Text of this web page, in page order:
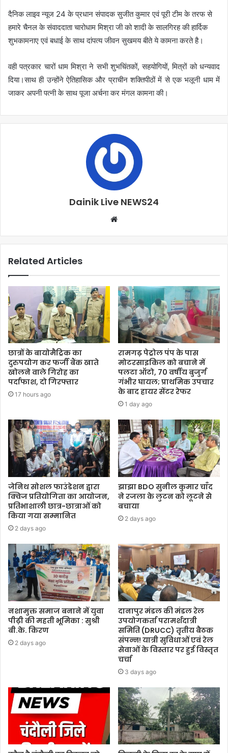
दैनिक लाइव न्यूज 24 के प्रधान संपादक सुजीत कुमार एवं पूरी टीम के तरफ से
हमारे चैनल के संवाददाता चारोधाम मिश्रा जी को शादी के सालगिरह की हार्दिक
शुभकामनाए एवं बधाई के साथ दांपत्य जीवन सुखमय बीते ये कामना करते है।
वही पत्रकार चारों धाम मिश्रा ने सभी शुभचिंतकों, सहयोगियों, मित्रों को धन्यवाद
दिया।साथ ही उन्होंने ऐतिहासिक और प्राचीन शक्तिपीठों में से एक भलूनी धाम में
जाकर अपनी पत्नी के साथ पूजा अर्चना कर मंगल कामना की।
Dainik Live NEWS24
Related Articles
छात्रों के बायोमैट्रिक का
दुरुपयोग कर फर्जी बैंक खाते
खोलने वाले गिरोह का
पर्दाफाश, दो गिरफ्तार
17 hours ago
रामगढ़ पेट्रोल पंप के पास
मोटरसाइकिल को बचाने में
पलटा ऑटो, 70 वर्षीय बुजुर्ग
गंभीर घायल; प्राथमिक उपचार
के बाद हायर सेंटर रेफर
1 day ago
जेनिथ सोशल फाउंडेशन द्वारा
क्विज प्रतियोगिता का आयोजन,
प्रतिभाशाली छात्र-छात्राओं को
किया गया सम्मानित
2 days ago
झाझा BDO सुनील कुमार चाँद
ने रजला के लुटन को लूटने से
बचाया
2 days ago
नशामुक्त समाज बनाने में युवा
पीढ़ी की महती भूमिका : सुश्री
बी.के. किरण
2 days ago
दानापुर मंडल की मंडल रेल
उपयोगकर्ता परामर्शदात्री
समिति (DRUCC) तृतीय बैठक
संपन्न! यात्री सुविधाओं एवं रेल
सेवाओं के विस्तार पर हुई विस्तृत
चर्चा
3 days ago